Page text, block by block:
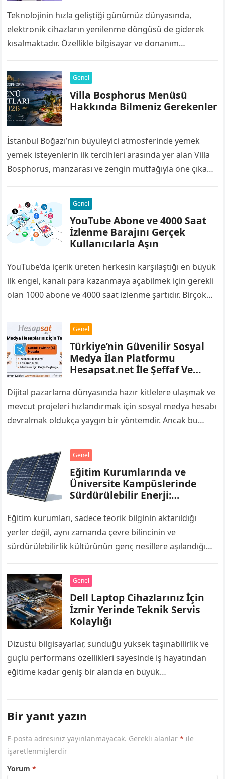
Teknolojinin hızla geliştiği günümüz dünyasında,
elektronik cihazların yenilenme döngüsü de giderek
kısalmaktadır. Özellikle bilgisayar ve donanım
sistem gereksinimleri nedeniyle birkaç yıl…
Genel
Villa Bosphorus Menüsü
Hakkında Bilmeniz Gerekenler
İstanbul Boğazı’nın büyüleyici atmosferinde yemek
yemek isteyenlerin ilk tercihleri arasında yer alan Villa
Bosphorus, manzarası ve zengin mutfağıyla öne çıkan
yemeklerine, kahvaltı…
Genel
YouTube Abone ve 4000 Saat
İzlenme Barajını Gerçek
Kullanıcılarla Aşın
YouTube’da içerik üreten herkesin karşılaştığı en büyük
ilk engel, kanalı para kazanmaya açabilmek için gerekli
olan 1000 abone ve 4000 saat izlenme şartıdır. Birçok
Genel
Türkiye’nin Güvenilir Sosyal
Medya İlan Platformu
Hesapsat.net İle Şeffaf Ve
Dijital pazarlama dünyasında hazır kitlelere ulaşmak ve
mevcut projeleri hızlandırmak için sosyal medya hesabı
devralmak oldukça yaygın bir yöntemdir. Ancak bu
Genel
Eğitim Kurumlarında ve
Üniversite Kampüslerinde
Sürdürülebilir Enerji:
Nesillerine Örnek Kampüsler
Eğitim kurumları, sadece teorik bilginin aktarıldığı
yerler değil, aynı zamanda çevre bilincinin ve
sürdürülebilirlik kültürünün genç nesillere aşılandığı
spor salonları gün…
Genel
Dell Laptop Cihazlarınız İçin
İzmir Yerinde Teknik Servis
Kolaylığı
Dizüstü bilgisayarlar, sunduğu yüksek taşınabilirlik ve
güçlü performans özellikleri sayesinde iş hayatından
eğitime kadar geniş bir alanda en büyük
Bir yanıt yazın
E-posta adresiniz yayınlanmayacak. Gerekli alanlar* ile
işaretlenmişlerdir
Yorum*